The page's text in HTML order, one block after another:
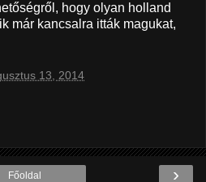
hogy olyan holland
már kancsalra itták magukat,
13, 2014
›
Főoldal